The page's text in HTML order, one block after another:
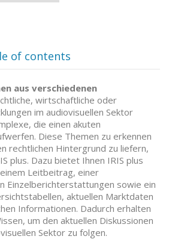
of contents
aus verschiedenen
wirtschaftliche oder
im audiovisuellen Sektor
die einen akuten
Diese Themen zu erkennen
rechtlichen Hintergrund zu liefern,
plus. Dazu bietet Ihnen IRIS plus
Leitbeitrag, einer
Einzelberichterstattungen sowie ein
aktuellen Marktdaten
Informationen. Dadurch erhalten
um den aktuellen Diskussionen
Sektor zu folgen.